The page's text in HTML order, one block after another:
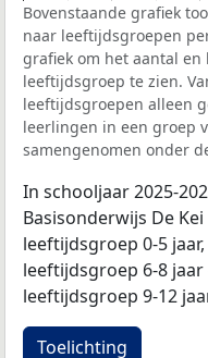
Bovenstaande grafiek
naar leeftijdsgroepen
grafiek om het aantal
leeftijdsgroep te zien.
leeftijdsgroepen alleen
leerlingen in een groep
samengenomen onder
In schooljaar 2025-
Basisonderwijs De
leeftijdsgroep 0-5
leeftijdsgroep 6-8
leeftijdsgroep 9-12
Toelichting